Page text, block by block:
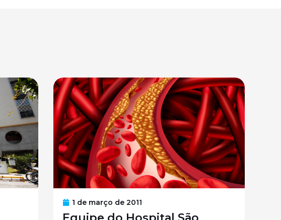
1 de março de 2011